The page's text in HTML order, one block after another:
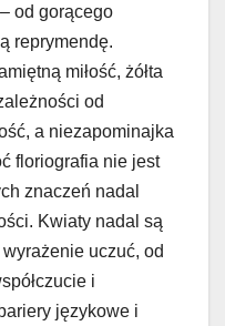
od gorącego
reprymendę.
miłość, żółta
od
a niezapominajka
floriografia nie jest
znaczeń nadal
Kwiaty nadal są
uczuć, od
i
językowe i